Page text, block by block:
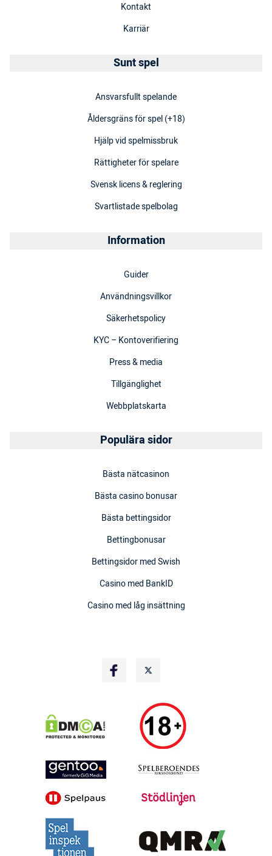
Kontakt
Karriär
Sunt spel
Ansvarsfullt spelande
Åldersgräns för spel (+18)
Hjälp vid spelmissbruk
Rättigheter för spelare
Svensk licens & reglering
Svartlistade spelbolag
Information
Guider
Användningsvillkor
Säkerhetspolicy
KYC – Kontoverifiering
Press & media
Tillgänglighet
Webbplatskarta
Populära sidor
Bästa nätcasinon
Bästa casino bonusar
Bästa bettingsidor
Bettingbonusar
Bettingsidor med Swish
Casino med BankID
Casino med låg insättning